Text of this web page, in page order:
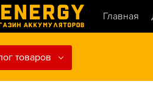
Главная
товаров